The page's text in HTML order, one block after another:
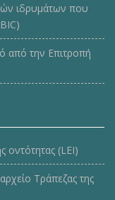
ιδρυμάτων που
από την Επιτροπή
οντότητας (LEI)
Τράπεζας της